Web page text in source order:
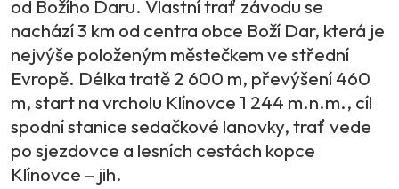
od Božího Daru. Vlastní trať závodu se
nachází 3 km od centra obce Boží Dar, která je
nejvýše položeným městečkem ve střední
Evropě. Délka tratě 2 600 m, převýšení 460
m, start na vrcholu Klínovce 1 244 m.n.m., cíl
spodní stanice sedačkové lanovky, trať vede
po sjezdovce a lesních cestách kopce
Klínovce – jih.